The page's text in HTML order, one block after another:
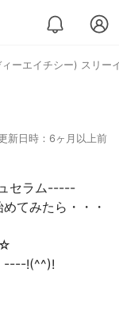
ィーエイチシー) スリー
新日時：6ヶ月以上前
セラム-----
てみたら・・・
----!(^^)!